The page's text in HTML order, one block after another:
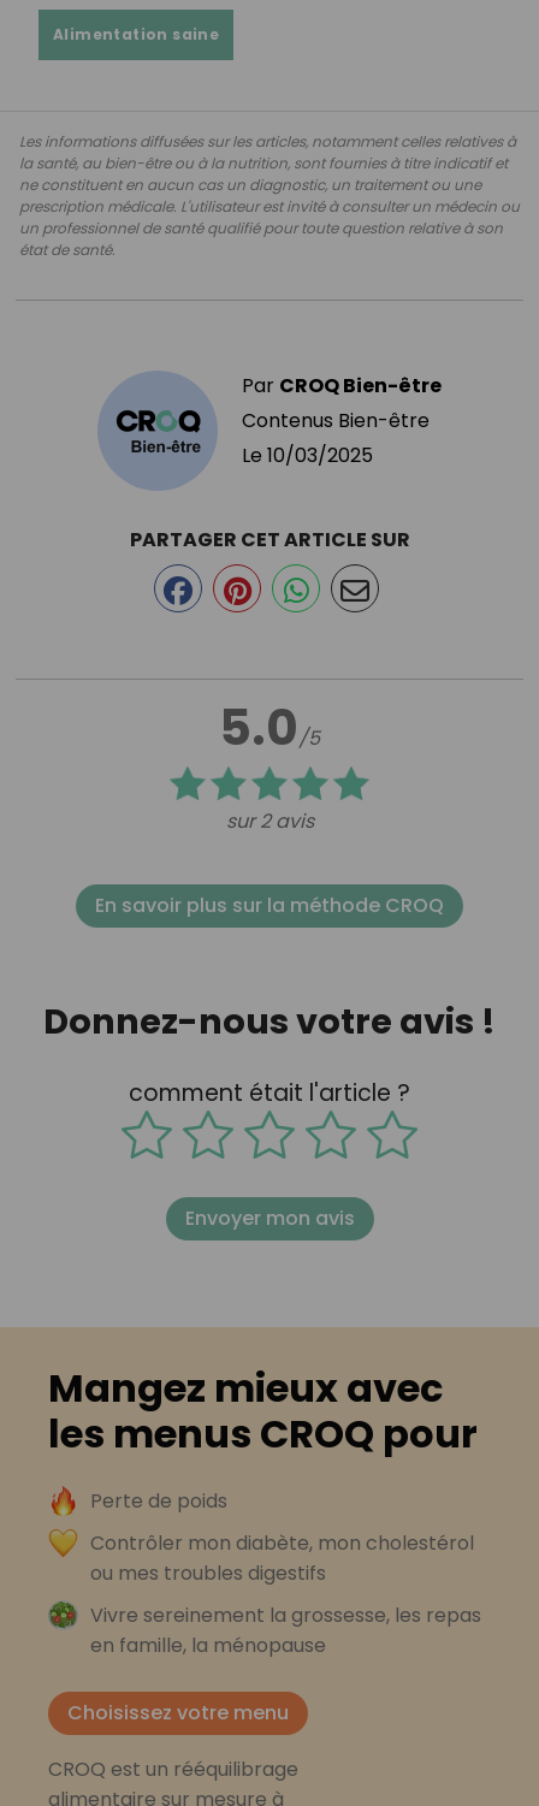
Alimentation saine
Les informations diffusées sur les articles, notamment celles relatives à
la santé, au bien-être ou à la nutrition, sont fournies à titre indicatif et
ne constituent en aucun cas un diagnostic, un traitement ou une
prescription médicale. L'utilisateur est invité à consulter un médecin ou
un professionnel de santé qualifié pour toute question relative à son
état de santé.
Par CROQ Bien-être
Contenus Bien-être
Le 10/03/2025
5.0/5
sur 2 avis
PARTAGER CET ARTICLE SUR
En savoir plus sur la méthode CROQ
Donnez-nous votre avis !
comment était l'article ?
Envoyer mon avis
Mangez mieux avec
les menus CROQ pour
Perte de poids
Contrôler mon diabète, mon cholestérol
ou mes troubles digestifs
Vivre sereinement la grossesse, les repas
en famille, la ménopause
Choisissez votre menu
CROQ est un rééquilibrage
alimentaire sur mesure à